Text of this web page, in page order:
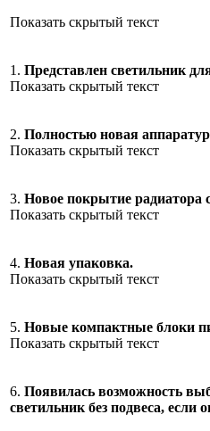
Показать скрытый текст
1. Представлен светильник
Показать скрытый текст
2. Полностью новая
Показать скрытый текст
3. Новое покрытие радиатора
Показать скрытый текст
4. Новая упаковка.
Показать скрытый текст
5. Новые компактные блоки
Показать скрытый текст
6. Появилась возможность
светильник без подвеса, если